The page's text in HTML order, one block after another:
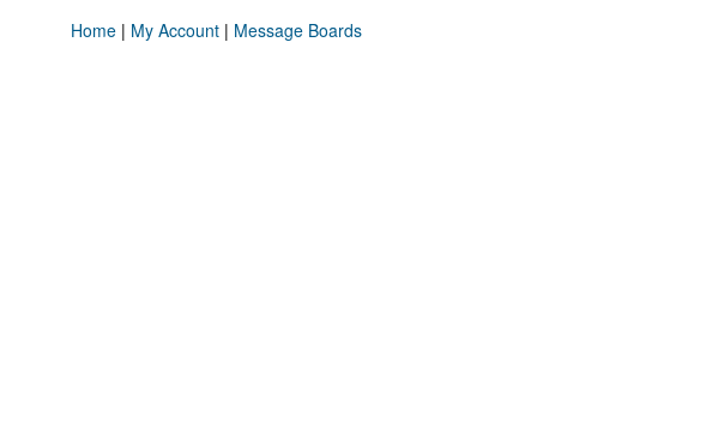
Home| My Account| Message Boards